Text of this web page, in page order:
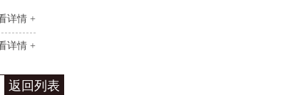
详情 +
详情 +
返回列表